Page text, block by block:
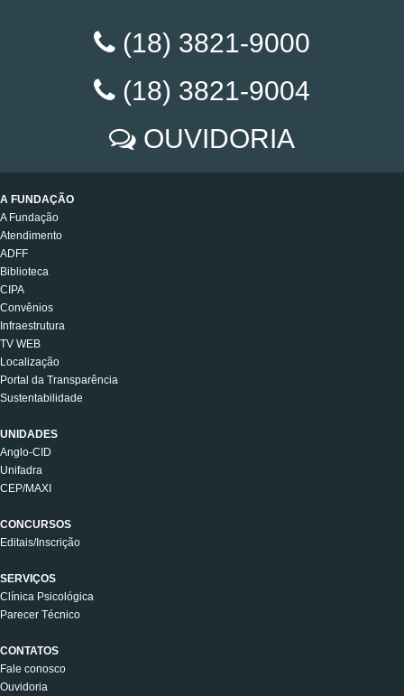
(18) 3821-9000
(18) 3821-9004
OUVIDORIA
A FUNDAÇÃO
A Fundação
Atendimento
ADFF
Biblioteca
CIPA
Convênios
Infraestrutura
TV WEB
Localização
Portal da Transparência
Sustentabilidade
UNIDADES
Anglo-CID
Unifadra
CEP/MAXI
CONCURSOS
Editais/Inscrição
SERVIÇOS
Clínica Psicológica
Parecer Técnico
CONTATOS
Fale conosco
Ouvidoria